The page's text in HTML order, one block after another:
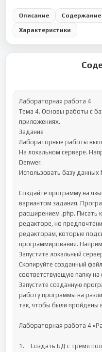
Описание Содержание
Характеристики
Лабораторная работа 4
Тема 4. Основы работы с
приложениях.
Задание
Лабораторные работы
На локальном сервере.
Denwer.
Использовать базу данных
Создайте программу на
вариантом задания.
расширением .php. Писать
редакторе, но
редакторам, которые
программирования.
Запустите локальный
Скопируйте созданный
соответствующую папку на
Запустите созданную
работу программы на
так, чтобы были пройдены
Лабораторная работа 4
1.	Создать БД с тремя полями: